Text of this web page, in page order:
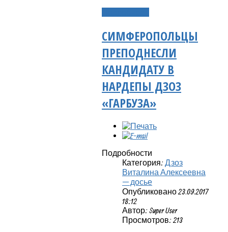
СИМФЕРОПОЛЬЦЫ
ПРЕПОДНЕСЛИ
КАНДИДАТУ В
НАРДЕПЫ ДЗОЗ
«ГАРБУЗА»
Подробности
Категория: Дзоз
Виталина Алексеевна
— досье
Опубликовано 23.09.2017
18:12
Автор: Super User
Просмотров: 213